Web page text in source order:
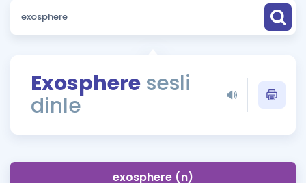
Sözlük
Rehberlik Aracı
ÖSYM Sınav Takvimi
Hakkımızda
Exosphere sesli
dinle
exosphere (n)